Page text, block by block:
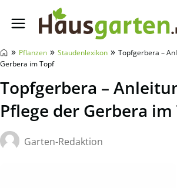
Hausgarten.net
» Pflanzen » Staudenlexikon » Topfgerbera –
Gerbera im Topf
Topfgerbera –
Pflege der Gerbera im
Garten-Redaktion